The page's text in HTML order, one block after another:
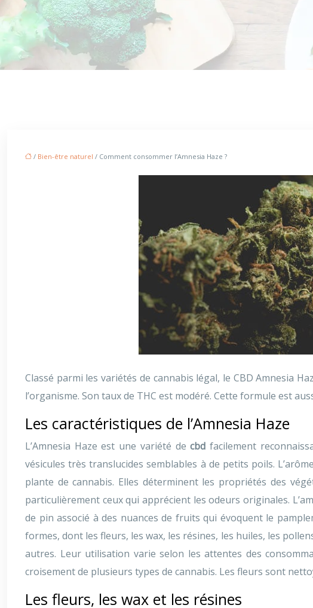
/ Bien-être naturel / Comment consommer l’Amnesia Haze ?
Classé parmi les variétés de cannabis légal, le CBD Amnesia
l’organisme. Son taux de THC est modéré. Cette formule est
Les caractéristiques de l’Amnesia Haze
L’Amnesia Haze est une variété decbd facilement
vésicules très translucides semblables à de petits poils.
plante de cannabis. Elles déterminent les propriétés des
particulièrement ceux qui apprécient les odeurs originales.
de pin associé à des nuances de fruits qui évoquent le
formes, dont les fleurs, les wax, les résines, les huiles, les
autres. Leur utilisation varie selon les attentes des
croisement de plusieurs types de cannabis. Les fleurs sont
Les fleurs, les wax et les résines